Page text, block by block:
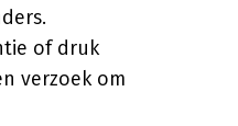
of druk
verzoek om